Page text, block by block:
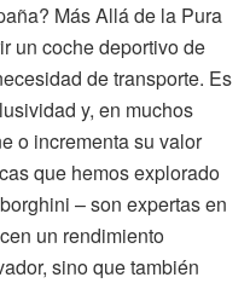
Más Allá de la Pura
un coche deportivo de
de transporte. Es
y, en muchos
o incrementa su valor
que hemos explorado
– son expertas en
un rendimiento
sino que también